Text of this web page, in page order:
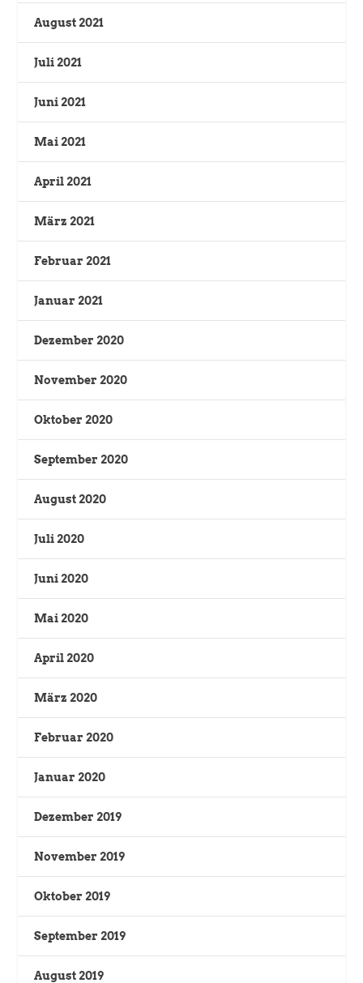
August 2021
Juli 2021
Juni 2021
Mai 2021
April 2021
März 2021
Februar 2021
Januar 2021
Dezember 2020
November 2020
Oktober 2020
September 2020
August 2020
Juli 2020
Juni 2020
Mai 2020
April 2020
März 2020
Februar 2020
Januar 2020
Dezember 2019
November 2019
Oktober 2019
September 2019
August 2019